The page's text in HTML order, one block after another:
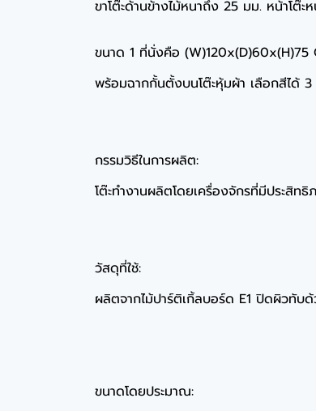
ขาโต๊ะด้านข้างไม้หนาถึง 25 มม. หน้าโต๊ะ
ขนาด 1 ที่นั่งคือ (W)120x(D)60x(H)75
พร้อมฉากกั้นตั้งบนโต๊ะหุ้มผ้า เลือกสีได้
กรรมวิธีในการผลิต:
โต๊ะทำงานผลิตโดยเครื่องจักรที่มีประสิท
วัสดุที่ใช้:
ผลิตจากไม้ปาร์ติเกิ้ลบอร์ด E1 ปิดผิวทั
ขนาดโดยประมาณ: